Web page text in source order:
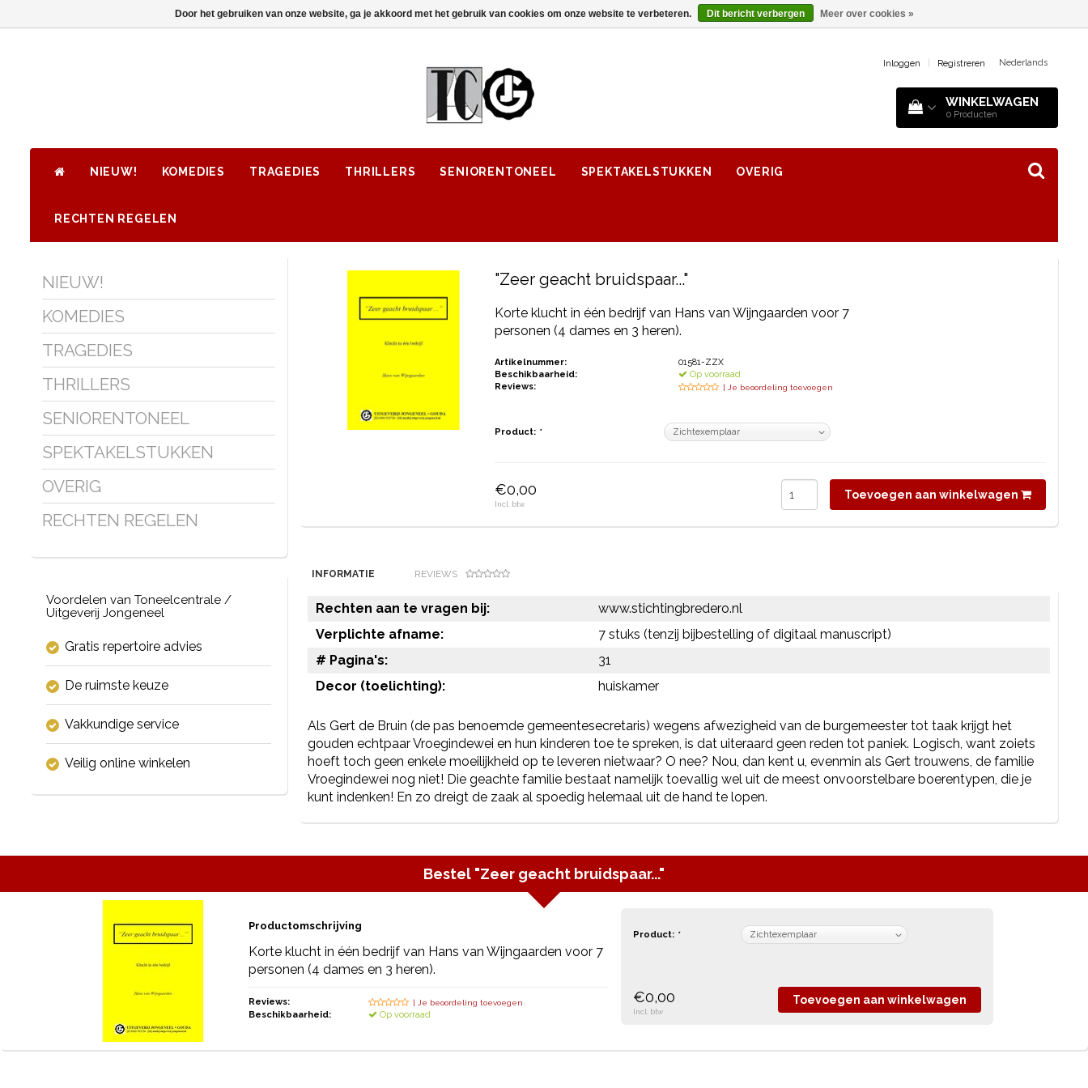
Inloggen Registreren Nederlands
WINKELWAGEN
0 Producten
NIEUW! KOMEDIES TRAGEDIES THRILLERS SENIORENTONEEL SPEKTAKELSTUKKEN OVERIG
RECHTEN REGELEN
NIEUW!
KOMEDIES
TRAGEDIES
THRILLERS
SENIORENTONEEL
SPEKTAKELSTUKKEN
OVERIG
RECHTEN REGELEN
Voordelen van Toneelcentrale /
Uitgeverij Jongeneel
Gratis repertoire advies
De ruimste keuze
Vakkundige service
Veilig online winkelen
"Zeer geacht bruidspaar..."
Korte klucht in één bedrijf van Hans van Wijngaarden voor 7
personen (4 dames en 3 heren).
Artikelnummer:
01581-ZZX
Beschikbaarheid:
Op voorraad
Reviews:
| Je beoordeling toevoegen
Product: *
€0,00
Incl. btw
Toevoegen aan winkelwagen
INFORMATIE REVIEWS
Rechten aan te vragen bij:
www.stichtingbredero.nl
Verplichte afname:
7 stuks (tenzij bijbestelling of digitaal manuscript)
# Pagina's:
31
Decor (toelichting):
huiskamer
Als Gert de Bruin (de pas benoemde gemeentesecretaris) wegens afwezigheid van de burgemeester tot taak krijgt het
gouden echtpaar Vroegindewei en hun kinderen toe te spreken, is dat uiteraard geen reden tot paniek. Logisch, want zoiets
hoeft toch geen enkele moeilijkheid op te leveren nietwaar? O nee? Nou, dan kent u, evenmin als Gert trouwens, de familie
Vroegindewei nog niet! Die geachte familie bestaat namelijk toevallig wel uit de meest onvoorstelbare boerentypen, die je
kunt indenken! En zo dreigt de zaak al spoedig helemaal uit de hand te lopen.
Bestel "Zeer geacht bruidspaar..."
Productomschrijving
Korte klucht in één bedrijf van Hans van Wijngaarden voor 7
personen (4 dames en 3 heren).
Reviews: | Je beoordeling toevoegen
Beschikbaarheid: Op voorraad
Product: *
€0,00
Incl. btw
Door het gebruiken van onze website, ga je akkoord met het gebruik van cookies om onze website te verbeteren. Dit bericht verbergen Meer over cookies »